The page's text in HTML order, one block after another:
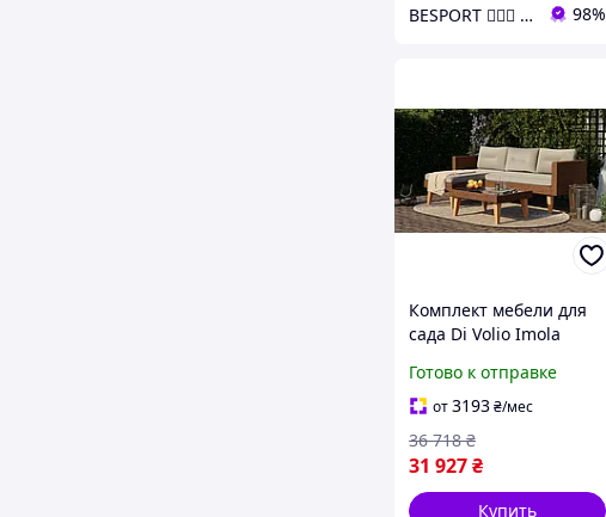
BESPORT 🏋🏻‍♂️ - Український бренд спорттоварів 🇺🇦 98%
Комплект мебели для
сада Di Volio Imola
Готово к отправке
от3193₴/мес
31 927₴
36 718 ₴
Купить